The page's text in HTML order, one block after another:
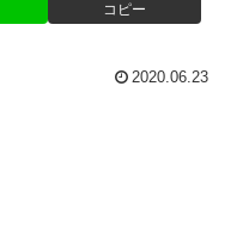
コピー
2020.06.23